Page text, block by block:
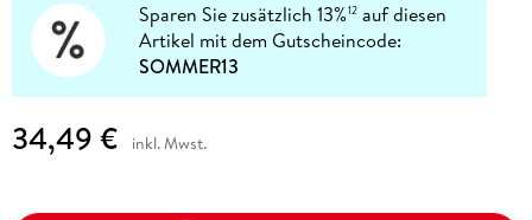
Sparen Sie zusätzlich 13%12 auf diesen
Artikel mit dem Gutscheincode:
SOMMER13
34,49 € inkl. Mwst.